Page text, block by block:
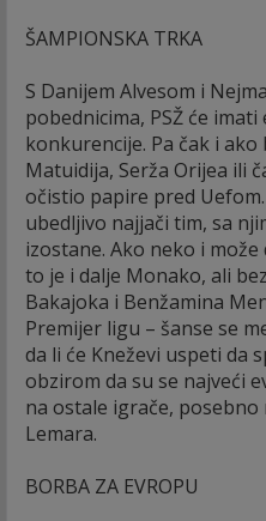
ŠAMPIONSKA TRKA
S Danijem Alvesom i
pobednicima, PSŽ će
konkurencije. Pa čak i
Matuidija, Serža Orijea ili
očistio papire pred
ubedljivo najjači tim, sa
izostane. Ako neko i
to je i dalje Monako, ali
Bakajoka i Benžamina
Premijer ligu – šanse se
da li će Kneževi uspeti da
obzirom da su se najveći
na ostale igrače,
Lemara.
BORBA ZA EVROPU